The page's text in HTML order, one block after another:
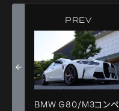
PREV
BMW G80/M3コンペ